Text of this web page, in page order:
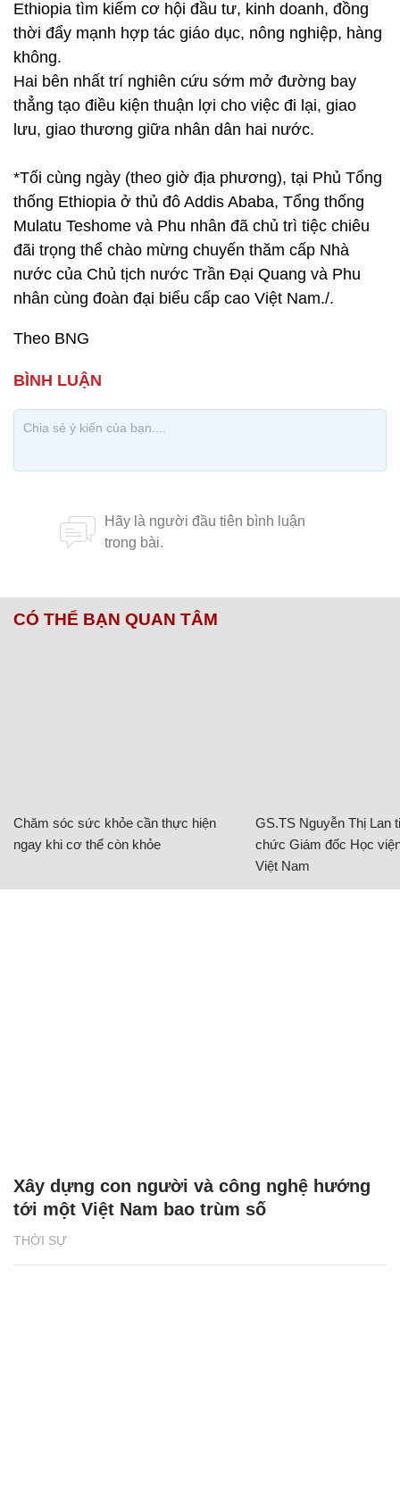
Ethiopia tìm kiếm cơ hội đầu tư, kinh doanh, đồng
thời đẩy mạnh hợp tác giáo dục, nông nghiệp, hàng
không.
Hai bên nhất trí nghiên cứu sớm mở đường bay
thẳng tạo điều kiện thuận lợi cho việc đi lại, giao
lưu, giao thương giữa nhân dân hai nước.
*Tối cùng ngày (theo giờ địa phương), tại Phủ Tổng
thống Ethiopia ở thủ đô Addis Ababa, Tổng thống
Mulatu Teshome và Phu nhân đã chủ trì tiệc chiêu
đãi trọng thể chào mừng chuyến thăm cấp Nhà
nước của Chủ tịch nước Trần Đại Quang và Phu
nhân cùng đoàn đại biểu cấp cao Việt Nam./.
Theo BNG
CÓ THỂ BẠN QUAN TÂM
Chăm sóc sức khỏe cần thực hiện
ngay khi cơ thể còn khỏe
GS.TS Nguyễn Thị Lan
chức Giám đốc Học
Việt Nam
THỜI SỰ
Xây dựng con người và công nghệ hướng
tới một Việt Nam bao trùm số